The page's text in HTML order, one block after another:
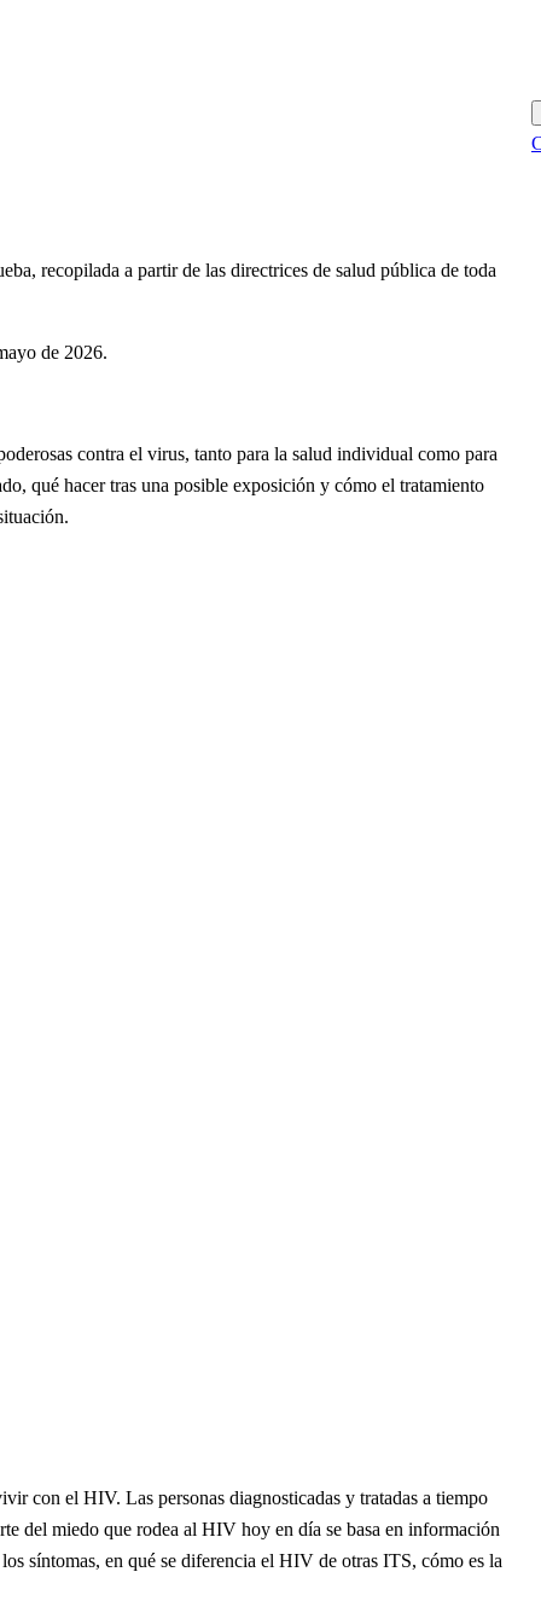
recopilada a partir de las directrices de salud pública de toda
de 2026.
contra el virus, tanto para la salud individual como para
qué hacer tras una posible exposición y cómo el tratamiento
con el HIV. Las personas diagnosticadas y tratadas a tiempo
del miedo que rodea al HIV hoy en día se basa en información
síntomas, en qué se diferencia el HIV de otras ITS, cómo es la